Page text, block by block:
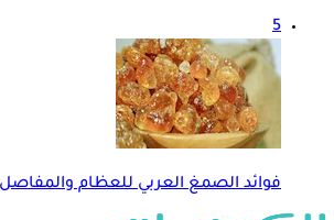
5
فوائد الصمغ العربي للعظام